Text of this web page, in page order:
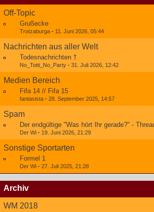
Off-Topic
Grußecke
Trotzaburga - 11. Juni 2026, 05:44
Nachrichten aus aller Welt
Todesnachrichten †
No_Totti_No_Party - 31. Juli 2026, 12:42
Medien Bereich
Fifa 14 // Fifa 15
fantasista - 28. September 2025, 14:57
Spam
Der endgültige "Was hört Ihr gerade?" -
Der Wi - 19. Juni 2026, 21:29
Sonstige Sportarten
Formel 1
Der Wi - 27. Juli 2025, 21:28
Archiv
WM 2018